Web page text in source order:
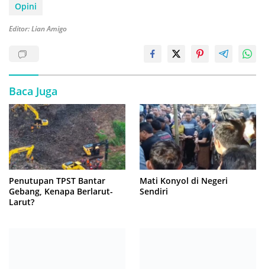
Opini
Editor: Lian Amigo
Baca Juga
Penutupan TPST Bantar
Gebang, Kenapa Berlarut-
Larut?
Mati Konyol di Negeri
Sendiri